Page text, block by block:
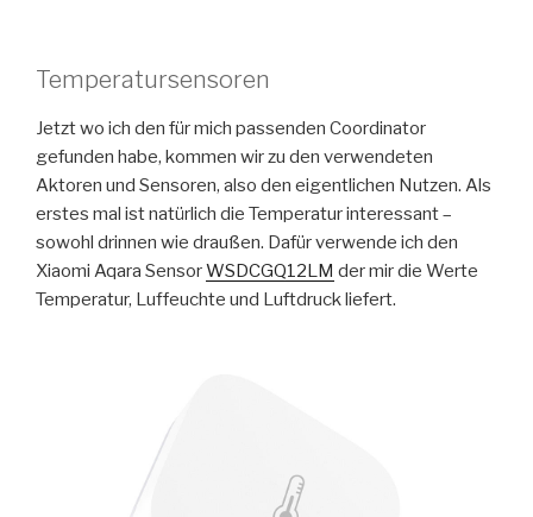
Temperatursensoren
Jetzt wo ich den für mich passenden Coordinator
gefunden habe, kommen wir zu den verwendeten
Aktoren und Sensoren, also den eigentlichen Nutzen. Als
erstes mal ist natürlich die Temperatur interessant –
sowohl drinnen wie draußen. Dafür verwende ich den
Xiaomi Aqara SensorWSDCGQ12LM der mir die Werte
Temperatur, Luffeuchte und Luftdruck liefert.